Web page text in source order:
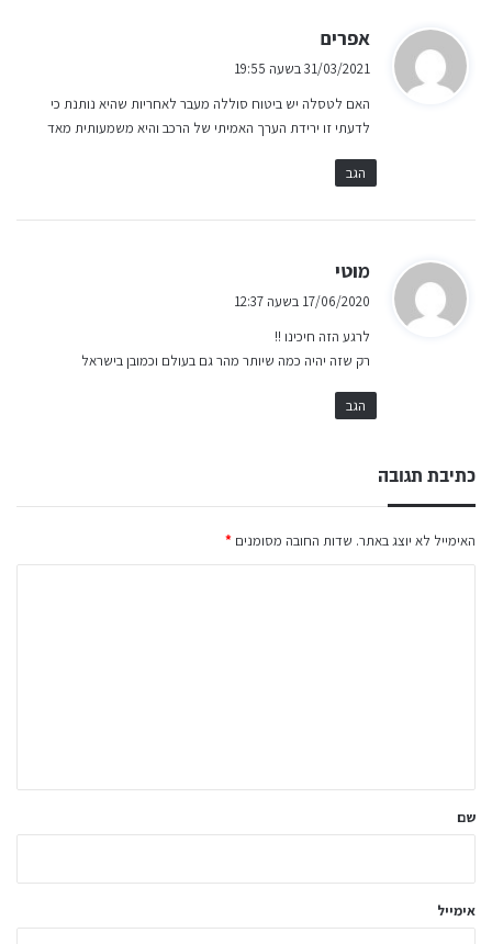
אפרים
ב
:
31/03/2021 בשעה 19:55
האם לטסלה יש ביטוח סוללה מעבר לאחריות שהיא נותנת כי
לדעתי זו ירידת הערך האמיתי של הרכב והיא משמעותית מאד
הגב
מוטי
ג
ב
17/06/2020 בשעה 12:37
לרגע הזה חיכינו !!
רק שזה יהיה כמה שיותר מהר גם בעולם וכמובן בישראל
הגב
כתיבת תגובה
האימייל לא יוצג באתר. שדות החובה מסומנים *
ל
שם
אימייל